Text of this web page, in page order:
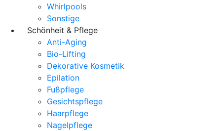
Whirlpools
Sonstige
Schönheit & Pflege
Anti-Aging
Bio-Lifting
Dekorative Kosmetik
Epilation
Fußpflege
Gesichtspflege
Haarpflege
Nagelpflege